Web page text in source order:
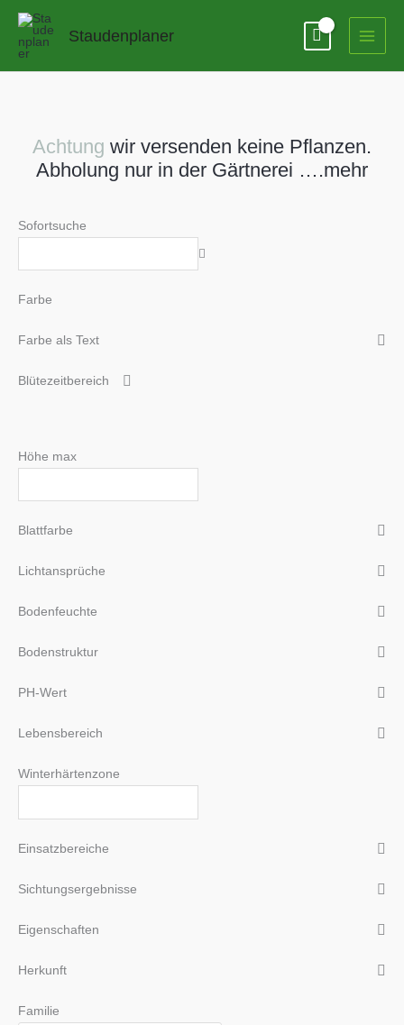
Zum
springen
Staudenplaner
Achtung wir versenden keine Pflanzen.
Abholung nur in der Gärtnerei ….mehr
Sofortsuche
Farbe
Farbe als Text
Blütezeitbereich
Höhe max
Blattfarbe
Lichtansprüche
Bodenfeuchte
Bodenstruktur
PH-Wert
Lebensbereich
Winterhärtenzone
Einsatzbereiche
Sichtungsergebnisse
Eigenschaften
Herkunft
Familie